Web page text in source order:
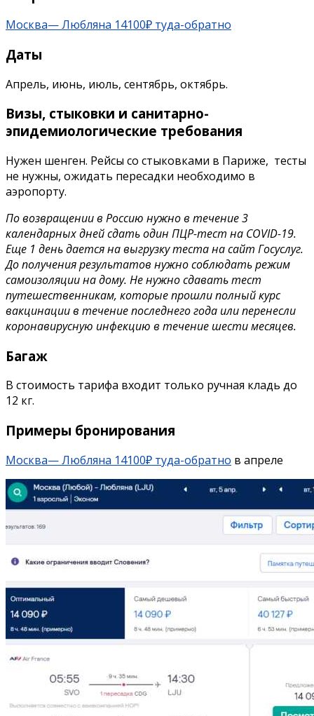
Москва— Любляна 14100₽ туда-обратно
Даты
Апрель, июнь, июль, сентябрь, октябрь.
Визы, стыковки и санитарно-
эпидемиологические требования
Нужен шенген. Рейсы со стыковками в Париже, тесты
не нужны, ожидать пересадки необходимо в
аэропорту.
По возвращении в Россию нужно в течение 3
календарных дней сдать один ПЦР-тест на COVID-19.
Еще 1 день дается на выгрузку теста на сайт Госуслуг.
До получения результатов нужно соблюдать режим
самоизоляции на дому. Не нужно сдавать тест
путешественникам, которые прошли полный курс
вакцинации в течение последнего года или перенесли
коронавирусную инфекцию в течение шести месяцев.
Багаж
В стоимость тарифа входит только ручная кладь до
12 кг.
Примеры бронирования
Москва— Любляна 14100₽ туда-обратно в апреле